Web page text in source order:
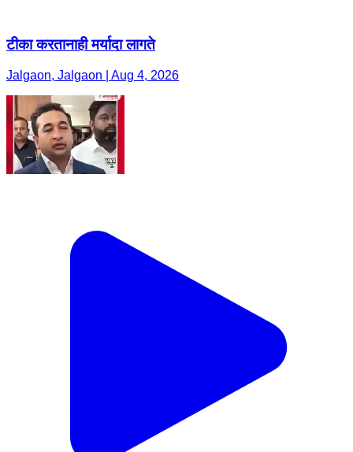
टीका करतानाही मर्यादा लागते
Jalgaon, Jalgaon | Aug 4, 2026